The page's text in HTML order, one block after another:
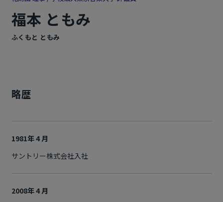
福本 ともみ
ふくもと ともみ
略歴
1981年 4 月
サントリー株式会社入社
2008年 4 月